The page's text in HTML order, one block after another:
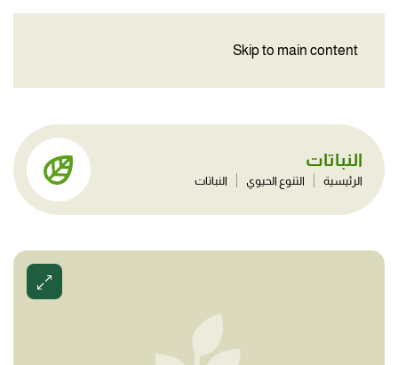
Skip to main content
النباتات
الرئيسية التنوع الحيوي النباتات